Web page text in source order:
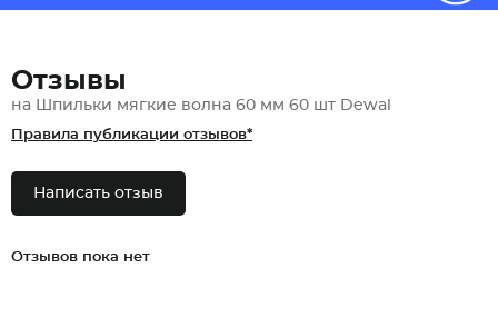
Отзывы
на Шпильки мягкие волна 60 мм 60 шт Dewal
Правила публикации отзывов*
Написать отзыв
Отзывов пока нет